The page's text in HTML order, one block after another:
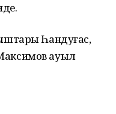
Һандуғас,
ауыл